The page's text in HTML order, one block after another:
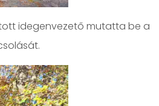
idegenvezető mutatta be a